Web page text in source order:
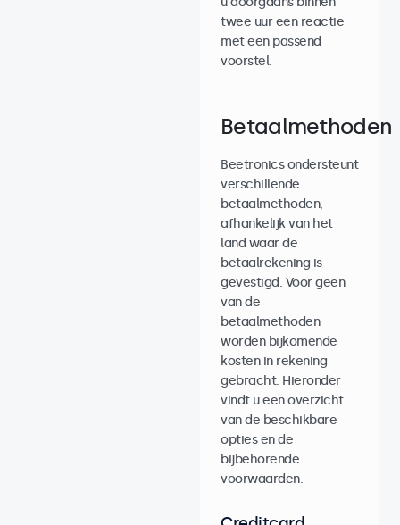
twee uur een reactie
met een passend
voorstel.
Betaalmethoden
Beetronics ondersteunt
verschillende
betaalmethoden,
afhankelijk van het
land waar de
betaalrekening is
gevestigd. Voor geen
van de
betaalmethoden
worden bijkomende
kosten in rekening
gebracht. Hieronder
vindt u een overzicht
van de beschikbare
opties en de
bijbehorende
voorwaarden.